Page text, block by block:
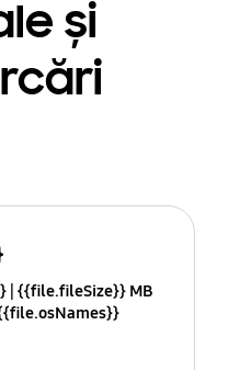
și
{{file.fileSize}} MB